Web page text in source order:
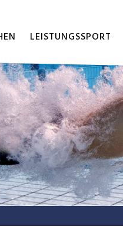
LEISTUNGSSPORT